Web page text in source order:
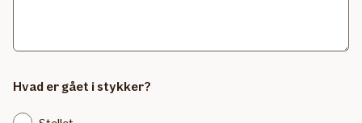
Hvad er gået i stykker?